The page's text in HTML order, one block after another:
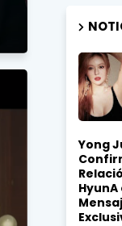
Yong
HyunA